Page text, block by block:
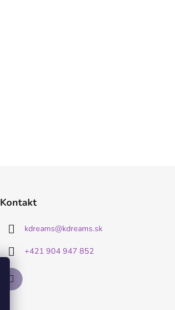
Kontakt
kdreams@kdreams.sk
+421 904 947 852